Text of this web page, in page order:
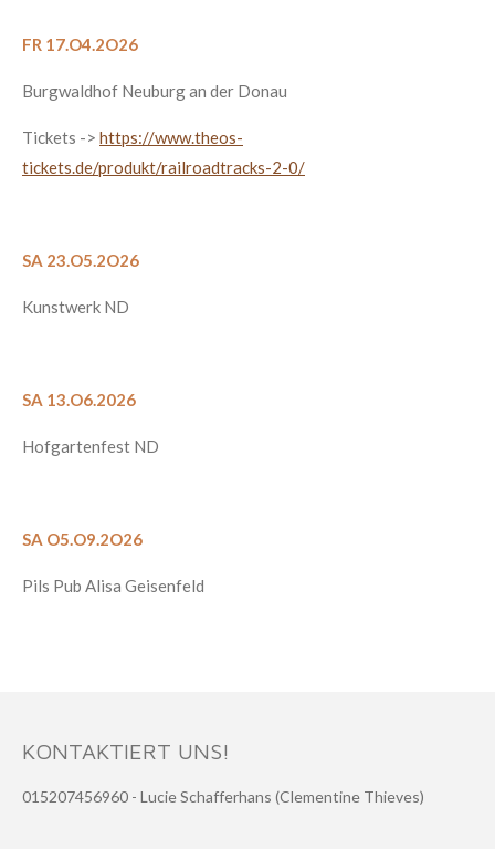
FR 17.O4.2O26
Burgwaldhof Neuburg an der Donau
Tickets -> https://www.theos-
tickets.de/produkt/railroadtracks-2-0/
SA 23.O5.2O26
Kunstwerk ND
SA 13.O6.2026
Hofgartenfest ND
SA O5.O9.2O26
Pils Pub Alisa Geisenfeld
KONTAKTIERT UNS!
015207456960 - Lucie Schafferhans (Clementine Thieves)